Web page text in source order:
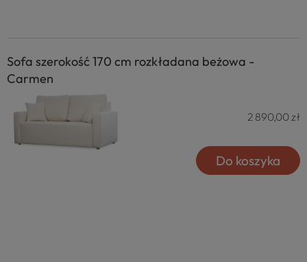
Sofa szerokość 170 cm rozkładana beżowa -
Carmen
2 890,00 zł
Do koszyka